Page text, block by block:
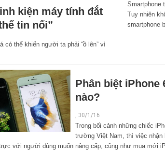
kiện máy tính đắt
tin nổi”
có thể khiến người ta phải “ồ lên” vì
Smartphone
Tuy nhiên
smartphone
Phân biệt iPhone
nào?
, 30/1/16
Trong bối cảnh những chiếc
trường Việt Nam, thì việc
với người dùng muốn nâng cấp, cũng như mua mới